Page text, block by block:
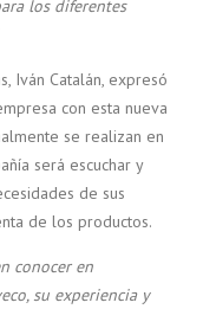
los diferentes
Iván Catalán, expresó
con esta nueva
se realizan en
será escuchar y
de sus
de los productos.
conocer en
su experiencia y